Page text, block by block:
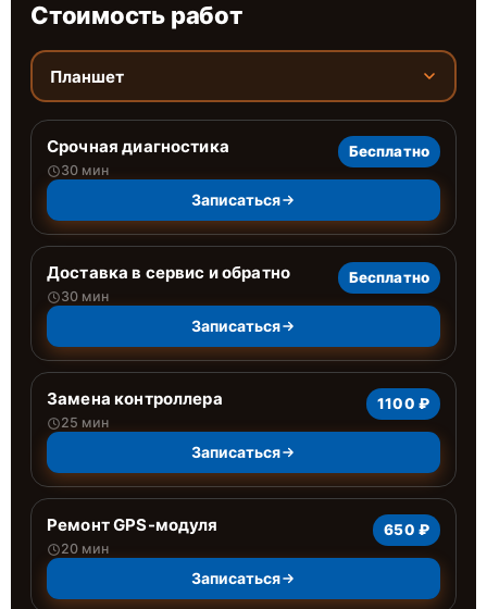
Стоимость работ
Планшет
Срочная диагностика
30 мин
Бесплатно
Записаться
Доставка в сервис и обратно
30 мин
Бесплатно
Записаться
Замена контроллера
25 мин
1100 ₽
Записаться
Ремонт GPS-модуля
20 мин
650 ₽
Записаться